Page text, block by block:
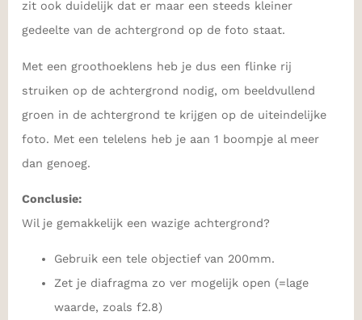
zit ook duidelijk dat er maar een steeds kleiner
gedeelte van de achtergrond op de foto staat.
Met een groothoeklens heb je dus een flinke rij
struiken op de achtergrond nodig, om beeldvullend
groen in de achtergrond te krijgen op de uiteindelijke
foto. Met een telelens heb je aan 1 boompje al meer
dan genoeg.
Conclusie:
Wil je gemakkelijk een wazige achtergrond?
Gebruik een tele objectief van 200mm.
Zet je diafragma zo ver mogelijk open (=lage
waarde, zoals f2.8)